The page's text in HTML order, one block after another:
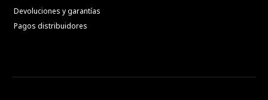
Devoluciones y garantías
Pagos distribuidores